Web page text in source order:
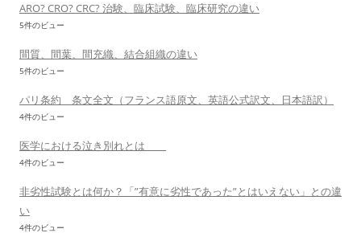
ARO? CRO? CRC? 治験、臨床試験、臨床研究の違い
5件のビュー
間質、間葉、間充織、結合組織の違い
5件のビュー
パリ条約 条文全文（フランス語原文、英語公式訳文、日本語訳）
4件のビュー
医学における泣き別れとは
4件のビュー
非劣性試験とは何か？「”有意に劣性であった”とはいえない」との違
い
4件のビュー